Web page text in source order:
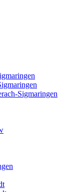
Sigmaringen